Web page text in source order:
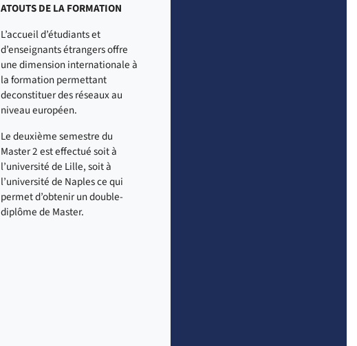
ATOUTS DE LA FORMATION
L’accueil d’étudiants et
d’enseignants étrangers offre
une dimension internationale à
la formation permettant
deconstituer des réseaux au
niveau européen.
Le deuxième semestre du
Master 2 est effectué soit à
l’université de Lille, soit à
l’université de Naples ce qui
permet d’obtenir un double-
diplôme de Master.